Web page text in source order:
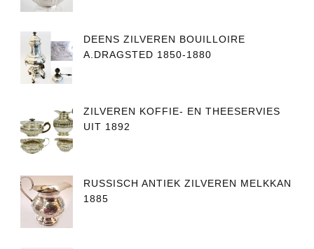
DEENS ZILVEREN BOUILLOIRE
A.DRAGSTED 1850-1880
ZILVEREN KOFFIE- EN THEESERVIES
UIT 1892
RUSSISCH ANTIEK ZILVEREN MELKKAN
1885